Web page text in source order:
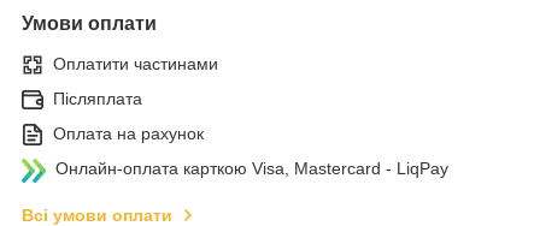
Умови оплати
Оплатити частинами
Післяплата
Оплата на рахунок
Онлайн-оплата карткою Visa, Mastercard - LiqPay
Всі умови оплати